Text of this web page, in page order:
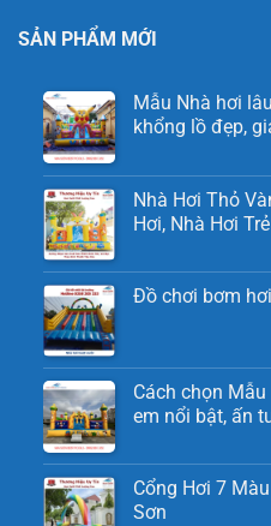
SẢN PHẨM MỚI
Mẫu Nhà hơi
khổng lồ đẹp,
Nhà Hơi Thỏ
Hơi, Nhà Hơi
Đồ chơi bơm
Cách chọn
em nổi bật, ấn
Cổng Hơi 7
Sơn